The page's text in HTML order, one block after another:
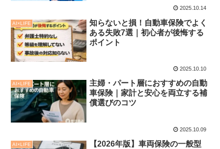
2025.10.14
AI×LIFE
知らないと損！自動車保険でよく
ある失敗7選｜初心者が後悔する
ポイント
2025.10.10
AI×LIFE
主婦・パート層におすすめの自動
車保険｜家計と安心を両立する補
償選びのコツ
2025.10.09
AI×LIFE
【2026年版】車両保険の一般型